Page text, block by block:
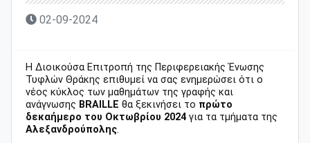
02-09-2024
Η Διοικούσα Επιτροπή της Περιφερειακής Ένωσης
Τυφλών Θράκης επιθυμεί να σας ενημερώσει ότι ο
νέος κύκλος των μαθημάτων της γραφής και
ανάγνωσης BRAILLE θα ξεκινήσει το πρώτο
δεκαήμερο του Οκτωβρίου 2024 για τα τμήματα της
Αλεξανδρούπολης.